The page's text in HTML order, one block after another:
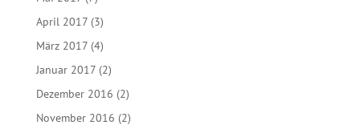
April 2017(3)
März 2017(4)
Januar 2017(2)
Dezember 2016 (2)
November 2016 (2)